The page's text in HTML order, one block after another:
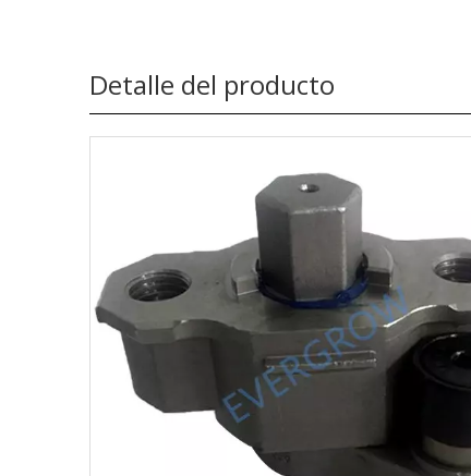
Detalle del producto